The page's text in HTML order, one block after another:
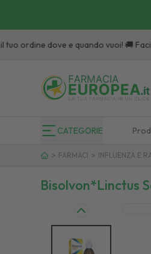
ordine dove e quando vuoi! 🚚 Facile,
CATEGORIE
> FARMACI > INFLUENZA E
Bisolvon*linctus